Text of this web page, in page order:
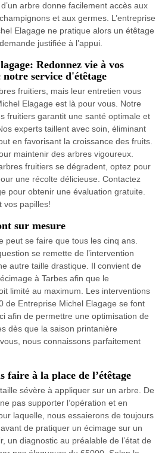
arbre donne facilement accès aux
et aux germes. L’entreprise
Elagage ne pratique alors un étêtage
justifiée à l’appui.
Redonnez vie à vos
service d'étêtage
fruitiers, mais leur entretien vous
Elagage est là pour vous. Notre
fruitiers garantit une santé optimale et
experts taillent avec soin, éliminant
en favorisant la croissance des fruits.
maintenir des arbres vigoureux.
fruitiers se dégradent, optez pour
une récolte délicieuse. Contactez
pour obtenir une évaluation gratuite.
vos papilles!
sur mesure
peut se faire que tous les cinq ans.
se remette de l’intervention
autre taille drastique. Il convient de
à Tarbes afin que le
limité au maximum. Les interventions
de Entreprise Michel Elagage se font
afin de permettre une optimisation de
dès que la saison printanière
nous connaissons parfaitement
faire à la place de l’étêtage
sévère à appliquer sur un arbre. De
pas supporter l’opération et en
laquelle, nous essaierons de toujours
de pratiquer un écimage sur un
un diagnostic au préalable de l’état de